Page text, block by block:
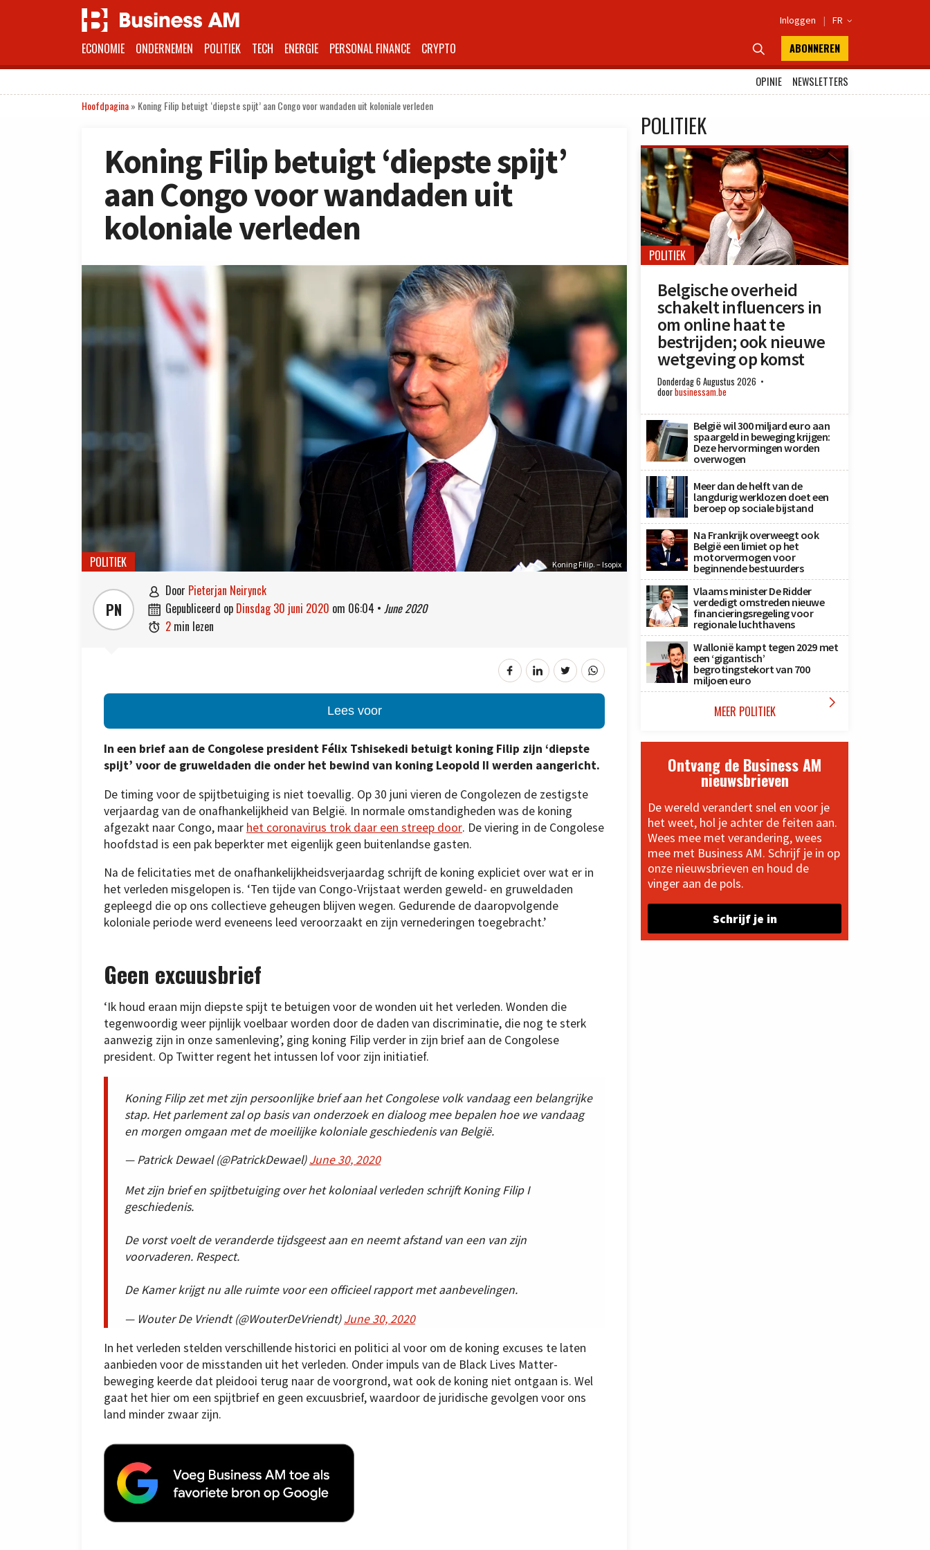
Inloggen | FR 
ECONOMIE ONDERNEMEN POLITIEK TECH ENERGIE PERSONAL FINANCE CRYPTO  ABONNEREN
OPINIE
NEWSLETTERS
Hoofdpagina» Koning Filip betuigt ‘diepste spijt’ aan Congo voor wandaden uit koloniale verleden
Koning Filip betuigt ‘diepste spijt’
aan Congo voor wandaden uit
koloniale verleden
Koning Filip. – Isopix
POLITIEK
PN
 door Pieterjan Neirynck
 gepubliceerd op dinsdag 30 juni 2020 om 06:04 • June 2020
 2 min lezen
Lees voor
In een brief aan de Congolese president Félix Tshisekedi betuigt koning Filip zijn ‘diepste
spijt’ voor de gruweldaden die onder het bewind van koning Leopold II werden aangericht.
De timing voor de spijtbetuiging is niet toevallig. Op 30 juni vieren de Congolezen de zestigste
verjaardag van de onafhankelijkheid van België. In normale omstandigheden was de koning
afgezakt naar Congo, maar het coronavirus trok daar een streep door. De viering in de Congolese
hoofdstad is een pak beperkter met eigenlijk geen buitenlandse gasten.
Na de felicitaties met de onafhankelijkheidsverjaardag schrijft de koning expliciet over wat er in
het verleden misgelopen is. ‘Ten tijde van Congo-Vrijstaat werden geweld- en gruweldaden
gepleegd die op ons collectieve geheugen blijven wegen. Gedurende de daaropvolgende
koloniale periode werd eveneens leed veroorzaakt en zijn vernederingen toegebracht.’
Geen excuusbrief
‘Ik houd eraan mijn diepste spijt te betuigen voor de wonden uit het verleden. Wonden die
tegenwoordig weer pijnlijk voelbaar worden door de daden van discriminatie, die nog te sterk
aanwezig zijn in onze samenleving’, ging koning Filip verder in zijn brief aan de Congolese
president. Op Twitter regent het intussen lof voor zijn initiatief.
Koning Filip zet met zijn persoonlijke brief aan het Congolese volk vandaag een belangrijke
stap. Het parlement zal op basis van onderzoek en dialoog mee bepalen hoe we vandaag
en morgen omgaan met de moeilijke koloniale geschiedenis van België.
— Patrick Dewael (@PatrickDewael)June 30, 2020
Met zijn brief en spijtbetuiging over het koloniaal verleden schrijft Koning Filip I
geschiedenis.
De vorst voelt de veranderde tijdsgeest aan en neemt afstand van een van zijn
voorvaderen. Respect.
De Kamer krijgt nu alle ruimte voor een officieel rapport met aanbevelingen.
— Wouter De Vriendt (@WouterDeVriendt)June 30, 2020
In het verleden stelden verschillende historici en politici al voor om de koning excuses te laten
aanbieden voor de misstanden uit het verleden. Onder impuls van de Black Lives Matter-
beweging keerde dat pleidooi terug naar de voorgrond, wat ook de koning niet ontgaan is. Wel
gaat het hier om een spijtbrief en geen excuusbrief, waardoor de juridische gevolgen voor ons
land minder zwaar zijn.
POLITIEK
POLITIEK
Belgische overheid
schakelt influencers in
om online haat te
bestrijden; ook nieuwe
wetgeving op komst
Donderdag 6 Augustus 2026
doorbusinessam.be
België wil 300 miljard euro aan
spaargeld in beweging krijgen:
Deze hervormingen worden
overwogen
Meer dan de helft van de
langdurig werklozen doet een
beroep op sociale bijstand
Na Frankrijk overweegt ook
België een limiet op het
motorvermogen voor
beginnende bestuurders
Vlaams minister De Ridder
verdedigt omstreden nieuwe
financieringsregeling voor
regionale luchthavens
Wallonië kampt tegen 2029 met
een ‘gigantisch’
begrotingstekort van 700
miljoen euro
MEER POLITIEK 
Ontvang de Business AM
nieuwsbrieven
De wereld verandert snel en voor je
het weet, hol je achter de feiten aan.
Wees mee met verandering, wees
mee met Business AM. Schrijf je in op
onze nieuwsbrieven en houd de
vinger aan de pols.
Schrijf je in